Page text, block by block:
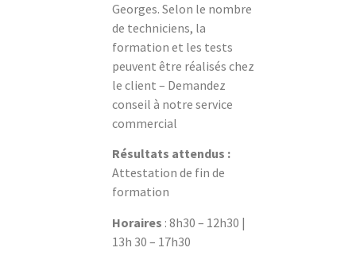
Georges. Selon le nombre
de techniciens, la
formation et les tests
peuvent être réalisés chez
le client – Demandez
conseil à notre service
commercial
Résultats attendus :
Attestation de fin de
formation
Horaires : 8h30 – 12h30 |
13h 30 – 17h30